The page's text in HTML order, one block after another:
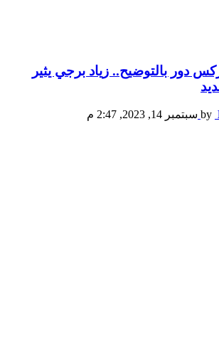
دور بالتوضيح.. زياد برجي يثير
by سبتمبر 14, 2023, 2:47 م